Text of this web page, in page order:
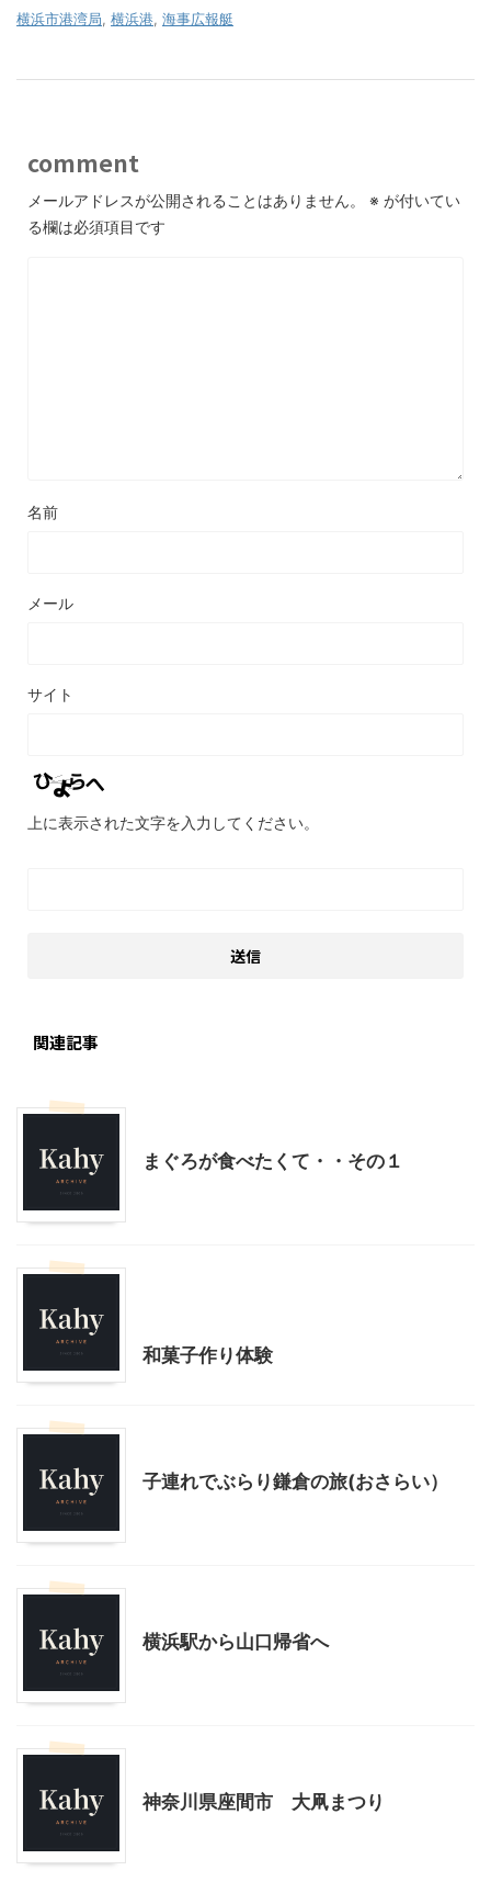
横浜市港湾局, 横浜港, 海事広報艇
comment
メールアドレスが公開されることはありません。 ※ が付いてい
る欄は必須項目です
名前
メール
サイト
上に表示された文字を入力してください。
関連記事
まぐろが食べたくて・・その１
和菓子作り体験
子連れでぶらり鎌倉の旅(おさらい）
横浜駅から山口帰省へ
神奈川県座間市 大凧まつり